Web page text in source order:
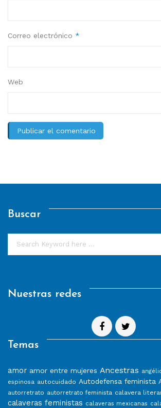
Correo electrónico *
Web
Buscar
Nuestras redes
Temas
amor amor entre mujeres Ancestras
espinosa autocuidado Autodefensa feminista
autorretrato autorretrato feminista calavera
calaveras feministas calaveras mexicanas